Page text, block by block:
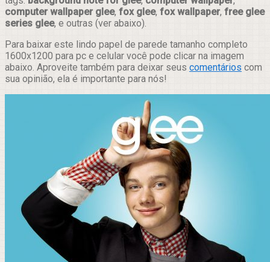
computer wallpaper glee, fox glee, fox wallpaper, free glee
series glee, e outras (ver abaixo).
Para baixar este lindo papel de parede tamanho completo
1600x1200 para pc e celular você pode clicar na imagem
abaixo. Aproveite também para deixar seus comentários com
sua opinião, ela é importante para nós!